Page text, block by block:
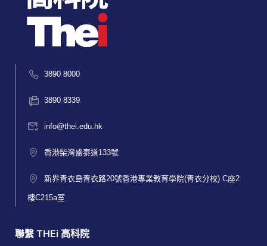
3890 8000
3890 8339
info@thei.edu.hk
香港柴灣盛泰道133號
新界青衣島青衣路20號香港專業教育學院(青衣分校) C座2
樓C215a室
聯繫 THEi 高科院